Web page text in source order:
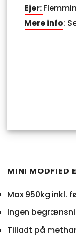
Ejer:
Mere info:
MINI MODFIED
Max 950kg inkl.
Ingen
Tilladt på